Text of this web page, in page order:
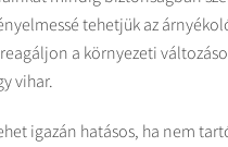
tehetjük az
a környezeti
vihar.
igazán hatásos, ha nem